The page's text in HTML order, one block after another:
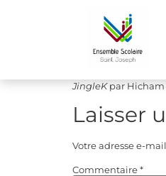
JingleK
Lecteur
JingleKpar Hicham
Laisser
Votre adresse e-
Commentaire*